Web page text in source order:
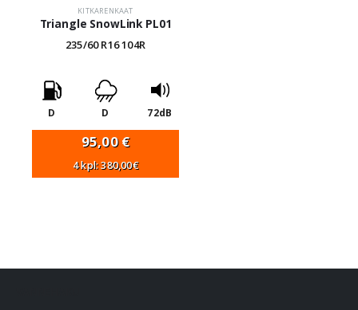
KITKARENKAAT
Triangle SnowLink PL01
235/60 R16 104R
D D 72dB
95,00€
4 kpl: 380,00€